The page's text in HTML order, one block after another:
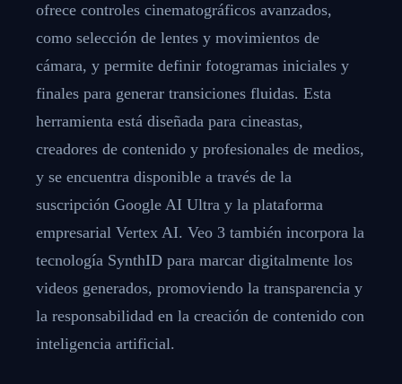
ofrece controles cinematográficos avanzados,
como selección de lentes y movimientos de
cámara, y permite definir fotogramas iniciales y
finales para generar transiciones fluidas. Esta
herramienta está diseñada para cineastas,
creadores de contenido y profesionales de medios,
y se encuentra disponible a través de la
suscripción Google AI Ultra y la plataforma
empresarial Vertex AI. Veo 3 también incorpora la
tecnología SynthID para marcar digitalmente los
videos generados, promoviendo la transparencia y
la responsabilidad en la creación de contenido con
inteligencia artificial.